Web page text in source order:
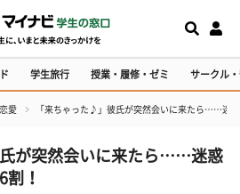
学生旅行 授業・履修・ゼミ サークル
恋愛 「来ちゃった♪」彼氏が突然会いに来たら……迷
が突然会いに来たら……迷惑
！